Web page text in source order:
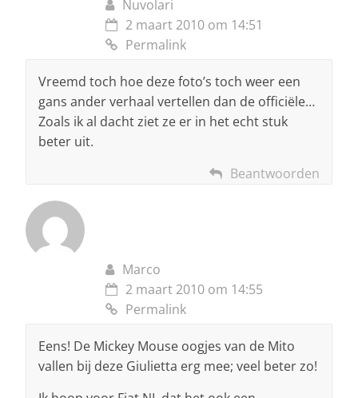
Nuvolari
2 maart 2010 om 14:51
Permalink
Vreemd toch hoe deze foto’s toch weer een
gans ander verhaal vertellen dan de officiële…
Zoals ik al dacht ziet ze er in het echt stuk
beter uit.
Beantwoorden
Marco
2 maart 2010 om 14:55
Permalink
Eens! De Mickey Mouse oogjes van de Mito
vallen bij deze Giulietta erg mee; veel beter zo!